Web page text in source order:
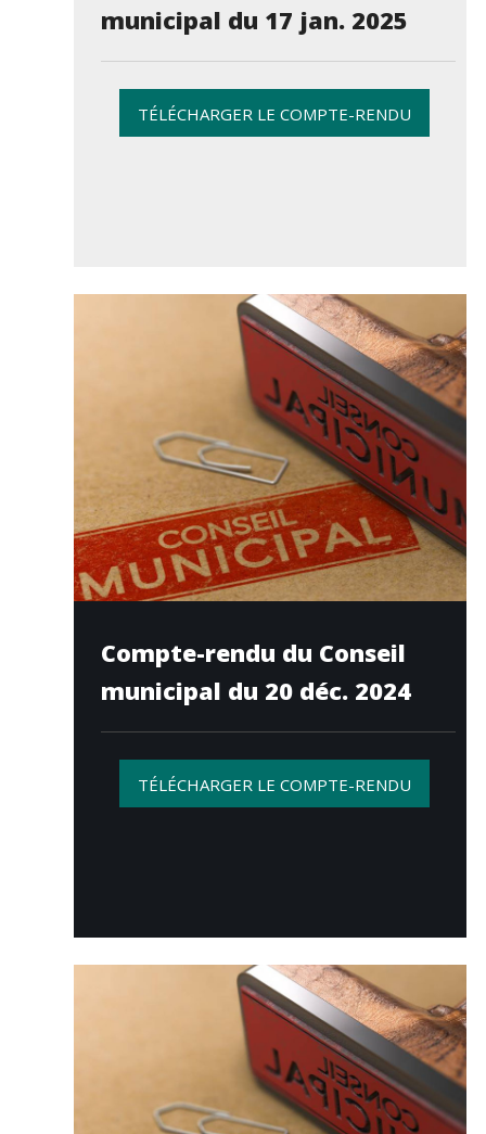
municipal du 17 jan. 2025
TÉLÉCHARGER LE COMPTE-RENDU
Compte-rendu du Conseil
municipal du 20 déc. 2024
TÉLÉCHARGER LE COMPTE-RENDU